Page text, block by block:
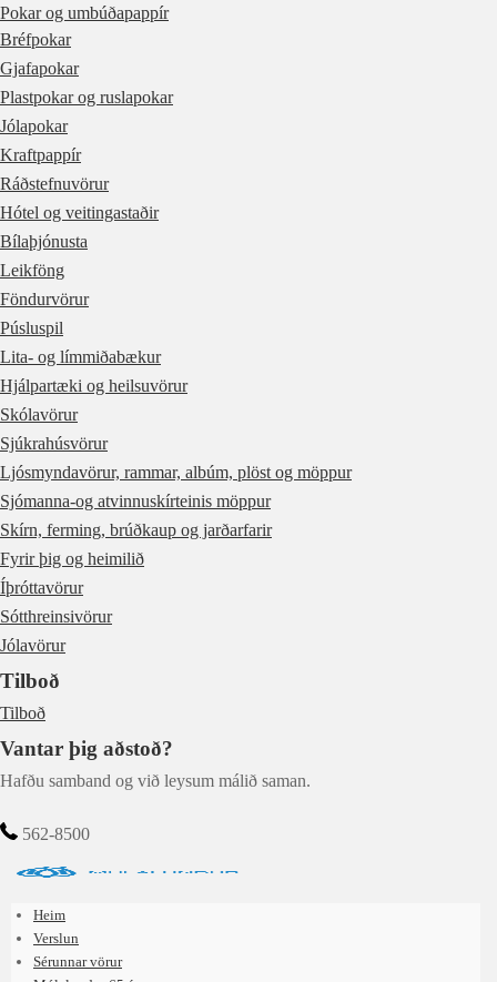
Pokar og umbúðapappír
Bréfpokar
Gjafapokar
Plastpokar og ruslapokar
Jólapokar
Kraftpappír
Ráðstefnuvörur
Hótel og veitingastaðir
Bílaþjónusta
Leikföng
Föndurvörur
Púsluspil
Lita- og límmiðabækur
Hjálpartæki og heilsuvörur
Skólavörur
Sjúkrahúsvörur
Ljósmyndavörur, rammar, albúm, plöst og möppur
Sjómanna-og atvinnuskírteinis möppur
Skírn, ferming, brúðkaup og jarðarfarir
Fyrir þig og heimilið
Íþróttavörur
Sótthreinsivörur
Jólavörur
Tilboð
Tilboð
Vantar þig aðstoð?
Hafðu samband og við leysum málið saman.
562-8500
Heim
Verslun
Sérunnar vörur